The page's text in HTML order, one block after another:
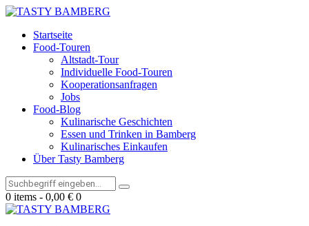
Startseite
Food-Touren
Altstadt-Tour
Individuelle Food-Touren
Kooperationsanfragen
Jobs
Food-Blog
Kulinarische Geschichten
Essen und Trinken in Bamberg
Kulinarisches Einkaufen
Über Tasty Bamberg
0 items - 0,00 € 0